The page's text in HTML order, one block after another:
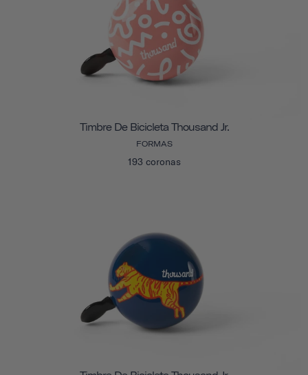
Timbre De Bicicleta Thousand Jr.
FORMAS
193 coronas